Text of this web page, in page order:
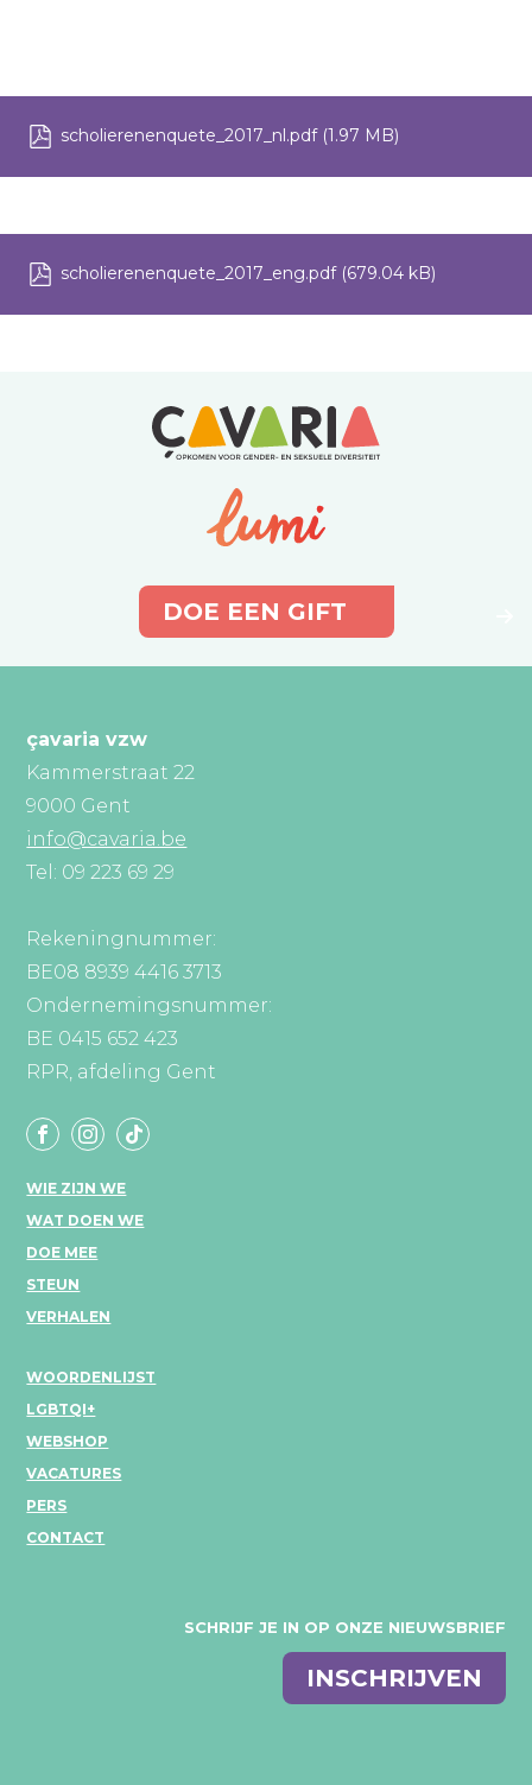
scholierenenquete_2017_nl.pdf(1.97 MB)
scholierenenquete_2017_eng.pdf(679.04 kB)
DOE EEN GIFT
çavaria vzw
Kammerstraat 22
9000 Gent
info@cavaria.be
Tel: 09 223 69 29
Rekeningnummer:
BE08 8939 4416 3713
Ondernemingsnummer:
BE 0415 652 423
RPR, afdeling Gent
WIE ZIJN WE
WAT DOEN WE
DOE MEE
STEUN
VERHALEN
WOORDENLIJST
LGBTQI+
WEBSHOP
VACATURES
PERS
CONTACT
SCHRIJF JE IN OP ONZE NIEUWSBRIEF
E-
mail
INSCHRIJVEN